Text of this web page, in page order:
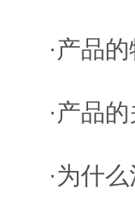
·产品的
·产品的
·为什么